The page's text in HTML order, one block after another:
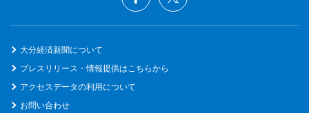
大分経済新聞について
プレスリリース・情報提供はこちらから
アクセスデータの利用について
お問い合わせ